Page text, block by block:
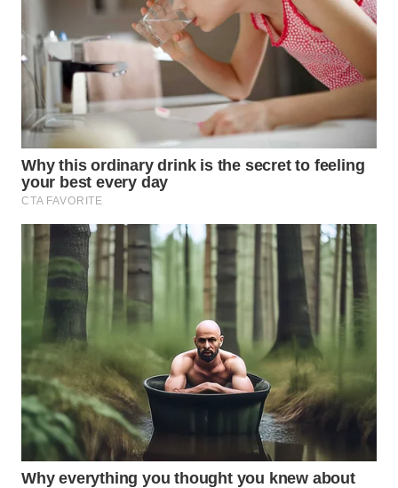
KARAWANG
WN
BEKASI
WN
BOGOR
WN
DEPOK
WN
TAPANULI
UTARA
WN
SAMOSIR
WN
PADANG
LAWAS